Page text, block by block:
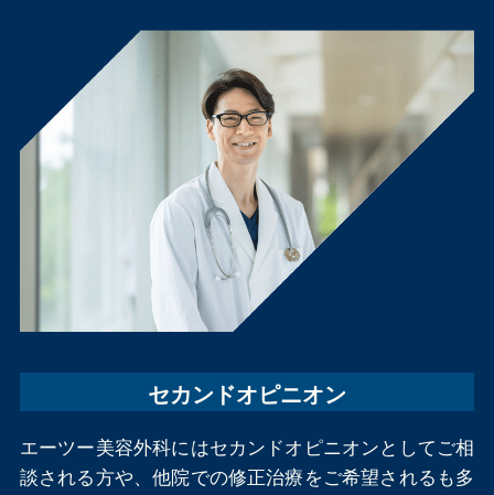
セカンドオピニオン
エーツー美容外科にはセカンドオピニオンとしてご相
談される方や、他院での修正治療をご希望されるも多